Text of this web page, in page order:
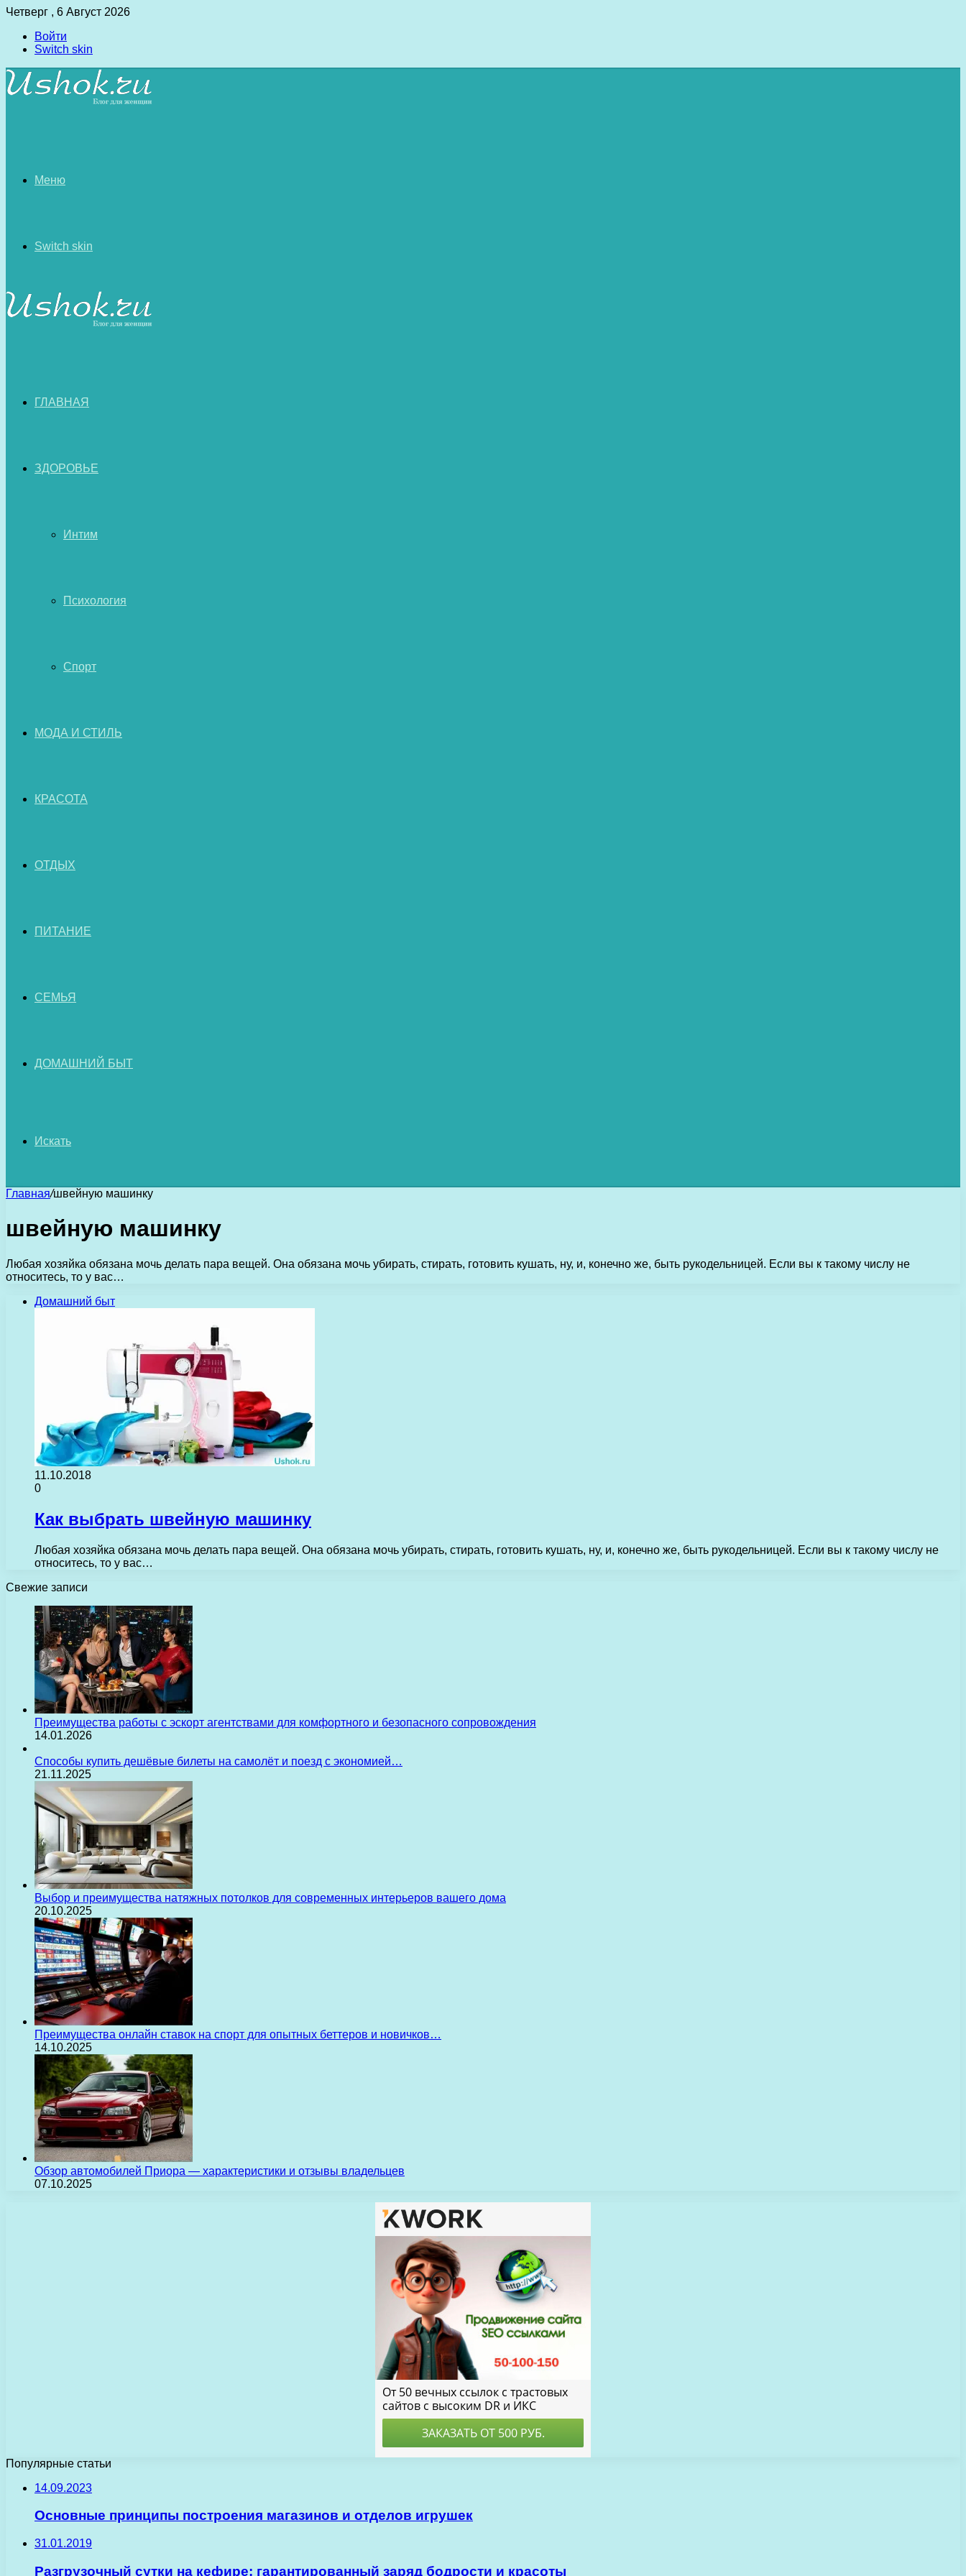
Четверг , 6 Август 2026
Войти
Switch skin
Меню
Switch skin
ГЛАВНАЯ
ЗДОРОВЬЕ
Интим
Психология
Спорт
МОДА И СТИЛЬ
КРАСОТА
ОТДЫХ
ПИТАНИЕ
СЕМЬЯ
ДОМАШНИЙ БЫТ
Искать
Главная/швейную машинку
швейную машинку
Любая хозяйка обязана мочь делать пара вещей. Она обязана мочь убирать, стирать, готовить кушать, ну, и, конечно же, быть рукодельницей. Если вы к такому числу не
относитесь, то у вас…
Домашний быт
11.10.2018
0
Как выбрать швейную машинку
Любая хозяйка обязана мочь делать пара вещей. Она обязана мочь убирать, стирать, готовить кушать, ну, и, конечно же, быть рукодельницей. Если вы к такому числу не
относитесь, то у вас…
Свежие записи
Преимущества работы с эскорт агентствами для комфортного и безопасного сопровождения
14.01.2026
Способы купить дешёвые билеты на самолёт и поезд с экономией…
21.11.2025
Выбор и преимущества натяжных потолков для современных интерьеров вашего дома
20.10.2025
Преимущества онлайн ставок на спорт для опытных беттеров и новичков…
14.10.2025
Обзор автомобилей Приора — характеристики и отзывы владельцев
07.10.2025
Популярные статьи
14.09.2023
Основные принципы построения магазинов и отделов игрушек
31.01.2019
Разгрузочный сутки на кефире: гарантированный заряд бодрости и красоты